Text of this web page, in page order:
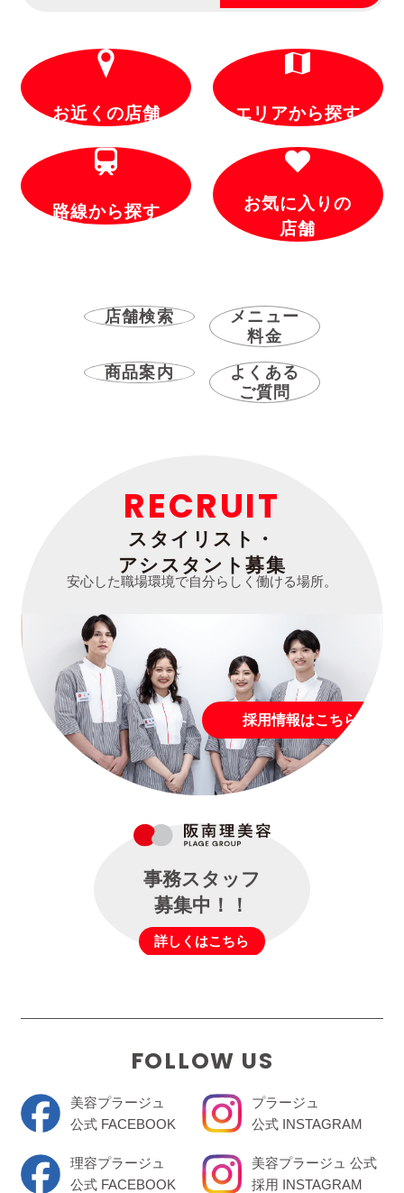
お近くの店舗 エリアから探す
路線から探す
お気に入りの
店舗
店舗検索
メニュー
料金
商品案内
よくある
ご質問
RECRUIT
スタイリスト・
アシスタント募集
安心した職場環境で自分らしく働ける場所。
採用情報はこちら
事務スタッフ
募集中！！
詳しくはこちら
FOLLOW US
美容プラージュ
公式 FACEBOOK
理容プラージュ
公式 FACEBOOK
プラージュ
公式 INSTAGRAM
美容プラージュ 公式
採用 INSTAGRAM